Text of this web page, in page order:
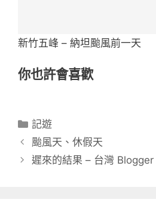
新竹五峰 – 納坦颱風前一天
你也許會喜歡
分
類
記遊
颱風天、休假天
遲來的結果 – 台灣